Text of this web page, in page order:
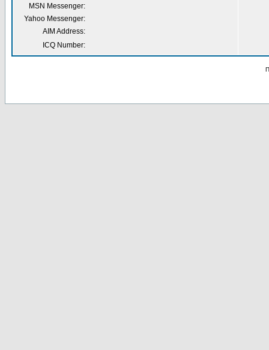
MSN Messenger:
Yahoo Messenger:
AIM Address:
ICQ Number: